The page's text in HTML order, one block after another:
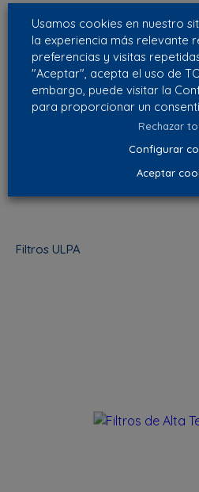
Filtros ULPA
Usamos cookies en nuestro
la experiencia más relevante
preferencias y visitas
"Aceptar", acepta el uso de
embargo, puede visitar la
para proporcionar un
Rechazar
Configurar
Aceptar